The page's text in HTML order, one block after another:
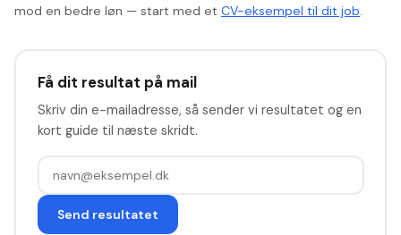
mod en bedre løn — start med et CV-eksempel til dit job.
Få dit resultat på mail
Skriv din e-mailadresse, så sender vi resultatet og en
kort guide til næste skridt.
Send resultatet